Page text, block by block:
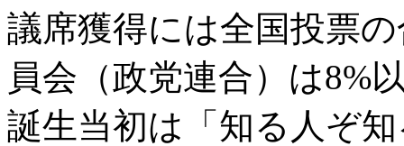
議席獲得には全国投票
員会（政党連合）は8%
誕生当初は「知る人ぞ